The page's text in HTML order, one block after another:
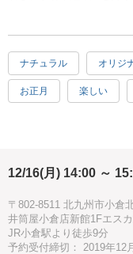
作った作品は玄関などに
ナチュラル オリジ
お正月 楽しい
12/16(月) 14:00 ～
〒802-8511 北九州市小倉
井筒屋小倉店新館1Fエス
JR小倉駅より徒歩9分
予約受付締切： 2019年12